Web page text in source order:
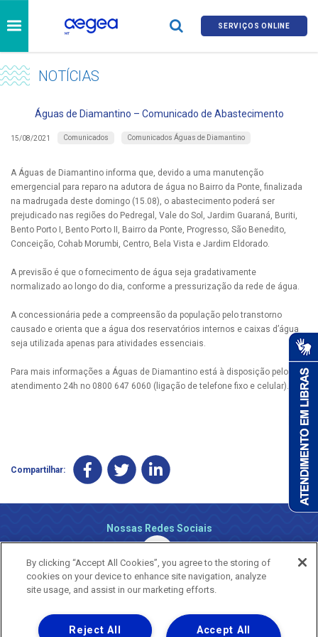
SERVIÇOS ONLINE
NOTÍCIAS
Águas de Diamantino – Comunicado de Abastecimento
15/08/2021 Comunicados Comunicados Águas de Diamantino
A Águas de Diamantino informa que, devido a uma manutenção
emergencial para reparo na adutora de água no Bairro da Ponte, finalizada
na madrugada deste domingo (15.08), o abastecimento poderá ser
prejudicado nas regiões do Pedregal, Vale do Sol, Jardim Guaraná, Buriti,
Bento Porto I, Bento Porto II, Bairro da Ponte, Progresso, São Benedito,
Conceição, Cohab Morumbi, Centro, Bela Vista e Jardim Eldorado.
A previsão é que o fornecimento de água seja gradativamente
normalizado ao longo do dia, conforme a pressurização da rede de água.
A concessionária pede a compreensão da população pelo transtorno
causado e orienta que a água dos reservatórios internos e caixas d’água
seja utilizada apenas para atividades essenciais.
Para mais informações a Águas de Diamantino está à disposição pelo
atendimento 24h no 0800 647 6060 (ligação de telefone fixo e celular).v
Compartilhar:
Nossas Redes Sociais
By clicking “Accept All Cookies”, you agree to the storing of
cookies on your device to enhance site navigation, analyze
site usage, and assist in our marketing efforts.
Accept All
Reject All